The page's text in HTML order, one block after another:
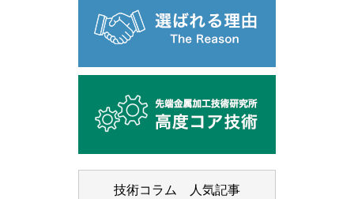
技術コラム 人気記事